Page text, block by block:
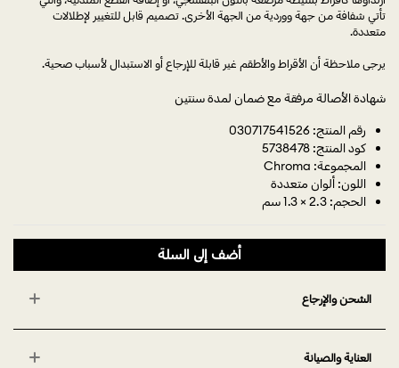
تأتي شفافة من جهة ووردية من الجهة الأخرى. تصميم قابل للتغيير لإطلالات
متعددة.
يرجى ملاحظة أن الأقراط والأطقم غير قابلة للإرجاع أو الاستبدال لأسباب صحية.
شهادة الأصالة مرفقة مع ضمان لمدة سنتين
رقم المنتج: 030717541526
كود المنتج: 5738478
المجموعة: Chroma
اللون: ألوان متعددة
الحجم: 2.3 × 1.3 سم
أضف إلى السلة
الشحن والإرجاع
العناية والصيانة